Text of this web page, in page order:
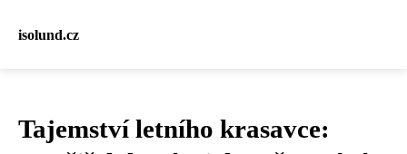
isolund.cz
Tajemství letního krasavce: